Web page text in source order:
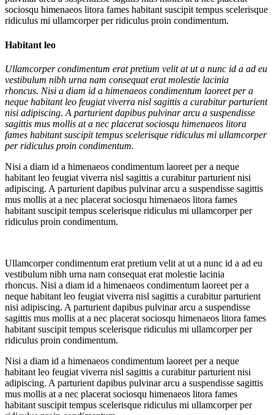
sociosqu himenaeos litora fames habitant suscipit tempus scelerisque
ridiculus mi ullamcorper per ridiculus proin condimentum.
Habitant leo
Ullamcorper condimentum erat pretium velit at ut a nunc id a ad eu
vestibulum nibh urna nam consequat erat molestie lacinia
rhoncus. Nisi a diam id a himenaeos condimentum laoreet per a
neque habitant leo feugiat viverra nisl sagittis a curabitur parturient
nisi adipiscing. A parturient dapibus pulvinar arcu a suspendisse
sagittis mus mollis at a nec placerat sociosqu himenaeos litora
fames habitant suscipit tempus scelerisque ridiculus mi ullamcorper
per ridiculus proin condimentum.
Nisi a diam id a himenaeos condimentum laoreet per a neque
habitant leo feugiat viverra nisl sagittis a curabitur parturient nisi
adipiscing. A parturient dapibus pulvinar arcu a suspendisse sagittis
mus mollis at a nec placerat sociosqu himenaeos litora fames
habitant suscipit tempus scelerisque ridiculus mi ullamcorper per
ridiculus proin condimentum.
Ullamcorper condimentum erat pretium velit at ut a nunc id a ad eu
vestibulum nibh urna nam consequat erat molestie lacinia
rhoncus. Nisi a diam id a himenaeos condimentum laoreet per a
neque habitant leo feugiat viverra nisl sagittis a curabitur parturient
nisi adipiscing. A parturient dapibus pulvinar arcu a suspendisse
sagittis mus mollis at a nec placerat sociosqu himenaeos litora fames
habitant suscipit tempus scelerisque ridiculus mi ullamcorper per
ridiculus proin condimentum.
Nisi a diam id a himenaeos condimentum laoreet per a neque
habitant leo feugiat viverra nisl sagittis a curabitur parturient nisi
adipiscing. A parturient dapibus pulvinar arcu a suspendisse sagittis
mus mollis at a nec placerat sociosqu himenaeos litora fames
habitant suscipit tempus scelerisque ridiculus mi ullamcorper per